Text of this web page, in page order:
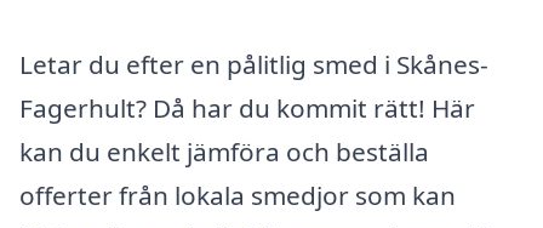
Letar du efter en pålitlig smed i Skånes-
Fagerhult? Då har du kommit rätt! Här
kan du enkelt jämföra och beställa
offerter från lokala smedjor som kan